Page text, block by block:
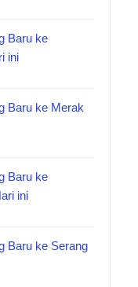
Baru ke
ini
Baru ke Merak
Baru ke
ini
Baru ke Serang